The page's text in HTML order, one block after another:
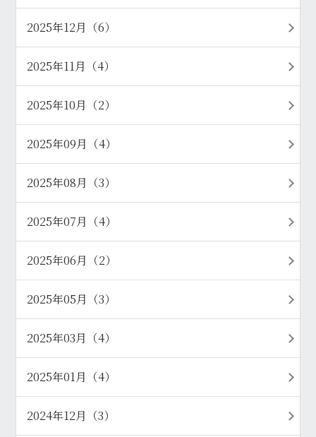
2025年12月（6）
2025年11月（4）
2025年10月（2）
2025年09月（4）
2025年08月（3）
2025年07月（4）
2025年06月（2）
2025年05月（3）
2025年03月（4）
2025年01月（4）
2024年12月（3）